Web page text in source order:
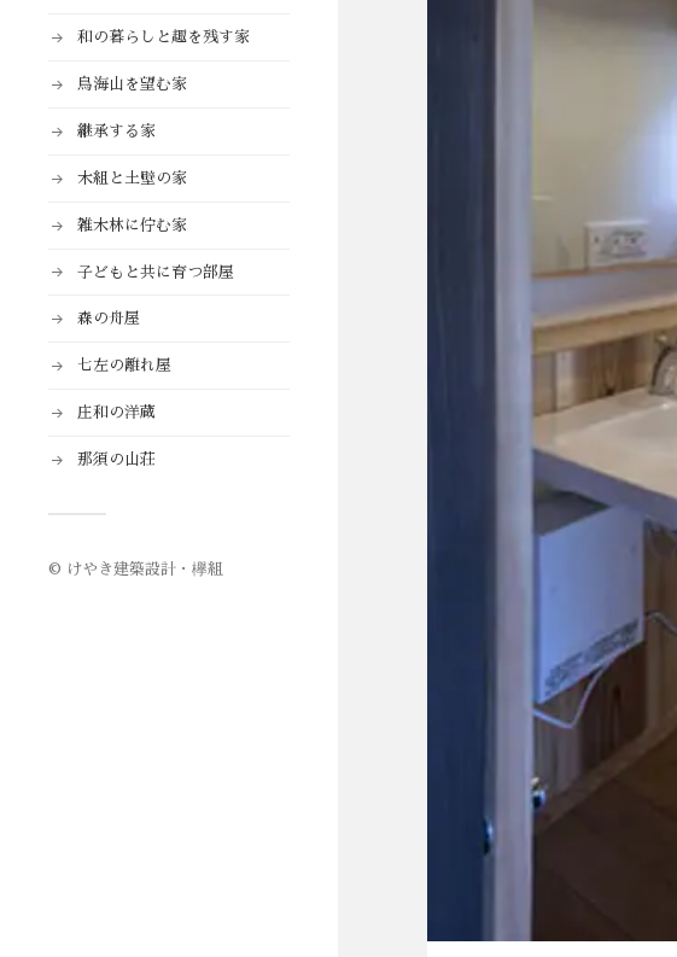
和の暮らしと趣を残す家
鳥海山を望む家
継承する家
木組と土壁の家
雑木林に佇む家
子どもと共に育つ部屋
森の舟屋
七左の離れ屋
庄和の洋蔵
那須の山荘
© けやき建築設計・欅組